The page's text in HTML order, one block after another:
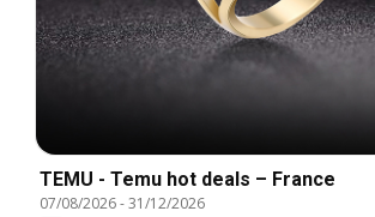
TEMU - Temu hot deals – France
07/08/2026-31/12/2026